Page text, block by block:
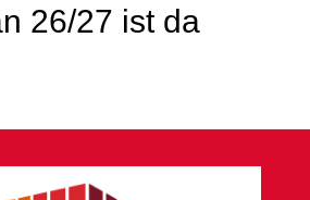
26/27 ist da